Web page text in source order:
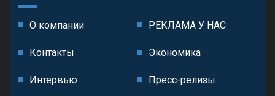
О компании РЕКЛАМА У НАС
Контакты Экономика
Интервью Пресс-релизы